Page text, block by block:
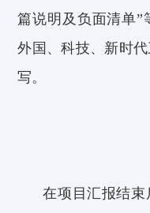
篇说明 及负面清单”
外国、科技、新时
写。
在项目汇报结束